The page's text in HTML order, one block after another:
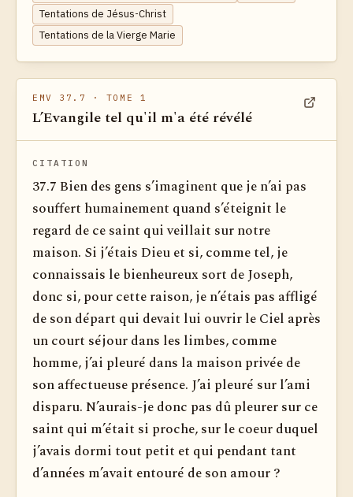
Tentations de Jésus-Christ
Tentations de la Vierge Marie
EMV 37.7 · TOME 1
L’Evangile tel qu'il m'a été révélé
CITATION
37.7 Bien des gens s’imaginent que je n’ai pas
souffert humainement quand s’éteignit le
regard de ce saint qui veillait sur notre
maison. Si j’étais Dieu et si, comme tel, je
connaissais le bienheureux sort de Joseph,
donc si, pour cette raison, je n’étais pas affligé
de son départ qui devait lui ouvrir le Ciel après
un court séjour dans les limbes, comme
homme, j’ai pleuré dans la maison privée de
son affectueuse présence. J’ai pleuré sur l’ami
disparu. N’aurais-je donc pas dû pleurer sur ce
saint qui m’était si proche, sur le coeur duquel
j’avais dormi tout petit et qui pendant tant
d’années m’avait entouré de son amour ?